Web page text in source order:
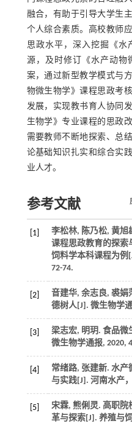
融合，有助于引导大学生
个人综合素质。高校教师
思政水平，深入挖掘《水
源，及时修订《水产动物
案，通过新型教学模式与
物微生物学》课程思政考
发展，实现教书育人协同
生物学》专业课程的思政
需要教师不断地探索、总
论基础知识扎实和综合实
业人才。
参考文献
[1]
李松林, 陈乃松, 黄旭
课程思政教育的探
饲料学本科课程为例
72-74.
[2]
音建华, 余志良, 裘娟
德树人[J]. 微生物学
[3]
梁志宏, 明玥. 食品微
微生物学通报, 2020,
[4]
常绪路, 张建新. 水
与实践[J]. 河南水产，
[5]
宋霖, 熊俐灵. 高职院
革与探索[J]. 养殖与